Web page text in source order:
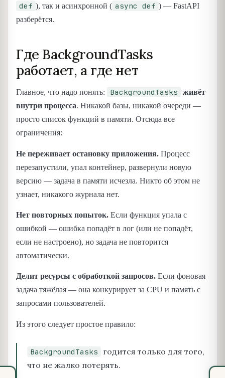
def ), так и асинхронной ( async def ) — FastAPI
разберётся.
Где BackgroundTasks
работает, а где нет
Главное, что надо понять: BackgroundTasks
живёт
внутри процесса. Никакой базы, никакой очереди —
просто список функций в памяти. Отсюда все
ограничения:
Не переживает остановку приложения. Процесс
перезапустили, упал контейнер, развернули новую
версию — задача в памяти исчезла. Никто об этом не
узнает, никакого журнала нет.
Нет повторных попыток. Если функция упала с
ошибкой — ошибка попадёт в лог (или не попадёт,
если не настроено), но задача не повторится
автоматически.
Делит ресурсы с обработкой запросов. Если фоновая
задача тяжёлая — она конкурирует за CPU и память с
запросами пользователей.
Из этого следует простое правило:
BackgroundTasks
годится только для того,
что не жалко потерять.